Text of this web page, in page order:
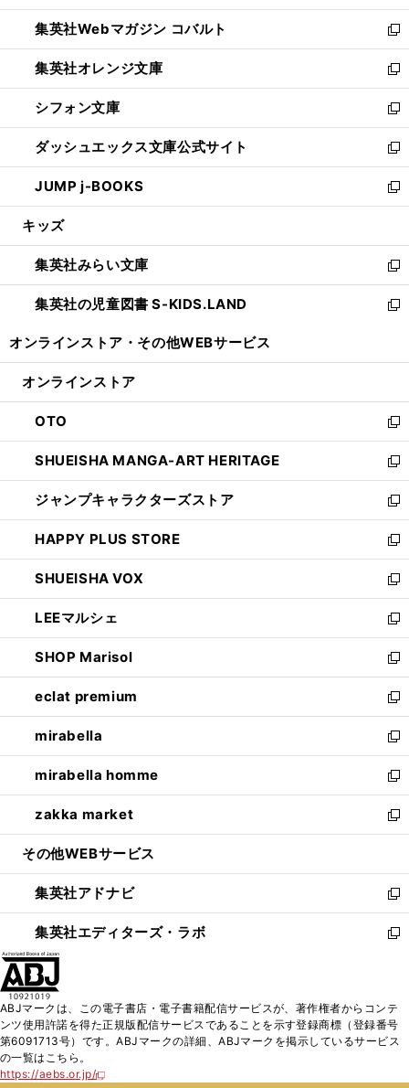
開
く
ウ
で
開
く
ン
ド
ウ
で
開
く
ウ
ィ
ン
ド
ウ
で
開
く
集英社Webマガジン コバルト
新
し
い
ウ
ィ
ン
ド
ウ
で
開
集英社オレンジ文庫
新
し
い
ウ
ィ
ン
ド
ウ
開
く
シフォン文庫
新
し
い
ウ
ィ
ン
ウ
で
開
く
ダッシュエックス文庫公式サイト
新
し
い
ウ
ン
ド
ウ
で
JUMP j-BOOKS
新
し
ウ
ィ
ン
ド
開
キッズ
集英社みらい文庫
新
し
い
ン
ウ
で
開
く
集英社の児童図書 S-KIDS.LAND
新
ウ
ン
ド
ウ
で
開
く
オンラインストア・ その他WEBサービス
オンラインストア
OTO
新
し
い
ウ
ィ
ン
ド
ウ
で
開
く
SHUEISHA MANGA-ART HERITAGE
新
し
い
ウ
ィ
ン
ド
ウ
で
開
く
ジャンプキャラクターズストア
新
し
い
ウ
ィ
ン
ド
ウ
で
開
く
HAPPY PLUS STORE
新
し
い
ウ
ィ
ン
ド
ウ
で
開
く
SHUEISHA VOX
新
し
い
ウ
ィ
ン
ド
ウ
で
開
く
LEEマルシェ
新
し
い
ウ
ィ
ン
ド
ウ
で
開
く
SHOP Marisol
新
し
い
ウ
ィ
ン
ド
ウ
で
開
eclat premium
新
し
い
ウ
ィ
ン
ド
ウ
開
く
mirabella
新
し
い
ウ
ィ
ン
ウ
で
開
く
mirabella homme
新
し
い
ウ
ン
ド
ウ
で
zakka market
新
し
ウ
ィ
ン
ド
く
その他WEBサービス
集英社アドナビ
新
し
い
ド
ウ
で
集英社エディターズ・ラボ
新
ィ
ン
ABJマークは、この電子書店・電子書籍配信サービスが、著作権者からコンテ
ンツ使用許諾を得た正規版配信サービスであることを示す登録商標（登録番号
第6091713号）です。ABJマークの詳細、ABJマークを掲示しているサービス
の一覧はこちら。
https://aebs.or.jp/
新